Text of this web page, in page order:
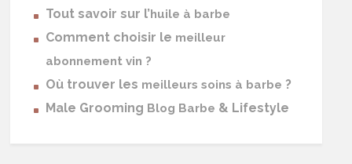
Tout savoir sur l’huile à barbe
Comment choisir le meilleur
abonnement vin ?
Où trouver les meilleurs soins à barbe ?
Male Grooming Blog Barbe & Lifestyle